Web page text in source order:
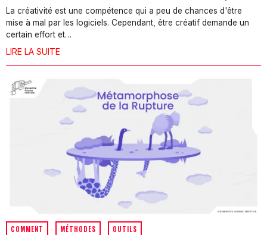
La créativité est une compétence qui a peu de chances d'être
mise à mal par les logiciels. Cependant, être créatif demande un
certain effort et…
LIRE LA SUITE
COMMENT · MÉTHODES · OUTILS